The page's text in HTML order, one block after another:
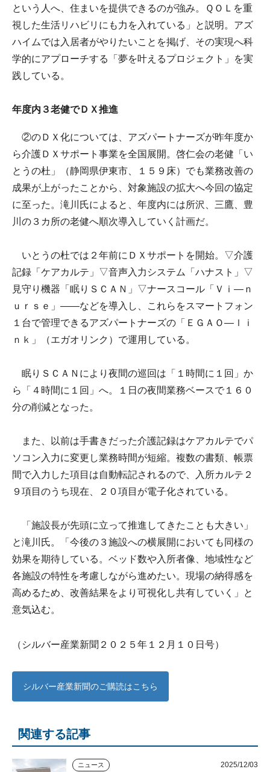
という人へ、住まいを提供できるのが強み。ＱＯＬを重
視した生活リハビリにも力を入れている」と説明。アズ
ハイムでは入居者がやりたいことを掲げ、その実現へ科
学的にアプローチする「夢を叶えるプロジェクト」を実
践している。
年度内３老健でＤＸ推進
②のＤＸ化については、アズパートナーズが昨年度か
ら介護ＤＸサポート事業を全国展開。啓仁会の老健「い
とうの杜」（静岡県伊東市、１５９床）でも業務改善の
成果が上がったことから、対象施設の拡大へ今回の協定
に至った。滝川氏によると、年度内には所沢、三鷹、豊
川の３カ所の老健へ順次導入していく計画だ。
いとうの杜では２年前にＤＸサポートを開始。▽介護
記録「ケアカルテ」▽音声入力システム「ハナスト」▽
見守り機器「眠りＳＣＡＮ」▽ナースコール「Ｖｉ―ｎ
ｕｒｓｅ」――などを導入し、これらをスマートフォン
１台で管理できるアズパートナーズの「ＥＧＡＯ―ｌｉ
ｎｋ」（エガオリンク）で運用している。
眠りＳＣＡＮにより夜間の巡回は「１時間に１回」か
ら「４時間に１回」へ。１日の夜間業務ベースで１６０
分の削減となった。
また、以前は手書きだった介護記録はケアカルテでパ
ソコン入力に変更し業務時間が短縮。複数の書類、帳票
間で入力した項目は自動転記されるので、入所カルテ２
９項目のうち現在、２０項目が電子化されている。
「施設長が先頭に立って推進してきたことも大きい」
と滝川氏。「今後の３施設への横展開においても同様の
効果を期待している。ベッド数や入所者像、地域性など
各施設の特性を考慮しながら進めたい。現場の納得感を
高めるため、改善結果をより可視化し共有していく」と
意気込む。
（シルバー産業新聞２０２５年１２月１０日号）
シルバー産業新聞のご購読はこちら
関連する記事
ニュース 2025/12/03